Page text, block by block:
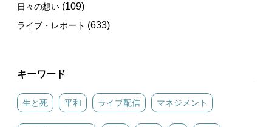
日々の想い (109)
ライブ・レポート (633)
キーワード
生と死 平和 ライブ配信 マネジメント